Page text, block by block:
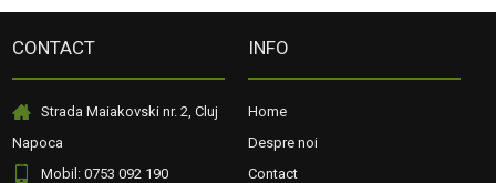
CONTACT
Strada Maiakovski nr. 2, Cluj
Napoca
Mobil: 0753 092 190
INFO
Home
Despre noi
Contact